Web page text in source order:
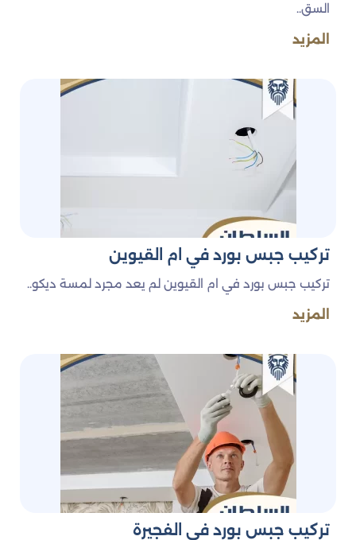
السق..
المزيد
تركيب جبس بورد في ام القيوين
تركيب جبس بورد في ام القيوين لم يعد مجرد لمسة ديكو..
المزيد
تركيب جبس بورد في الفجيرة